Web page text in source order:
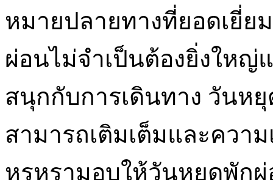
หมายปลายทางที่ยอดเยี่
ผ่อนไม่จำเป็นต้องยิ่งให
สนุกกับการเดินทาง วันห
สามารถเติมเต็มและควา
หรูหรามอบให้วันหยุดพัก